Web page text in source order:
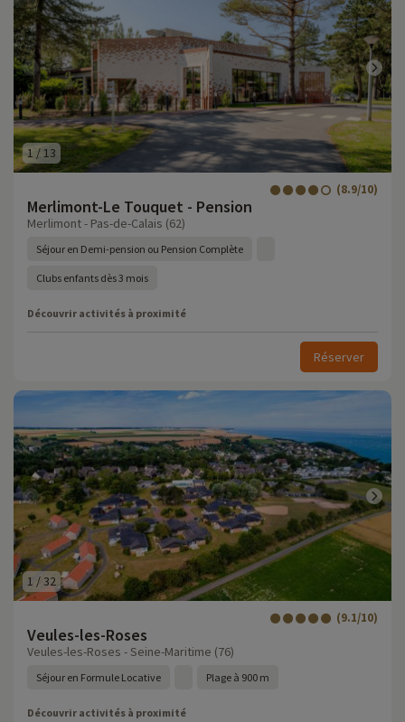
1 / 13
Merlimont-Le Touquet - Pension
(8.9/10)
Merlimont - Pas-de-Calais (62)
Séjour en Demi-pension ou Pension Complète
Clubs enfants dès 3 mois
Découvrir activités à proximité
Réserver
1 /32
Veules-les-Roses
(9.1/10)
Veules-les-Roses - Seine-Maritime (76)
Séjour en Formule Locative Plage à 900 m
Découvrir activités à proximité